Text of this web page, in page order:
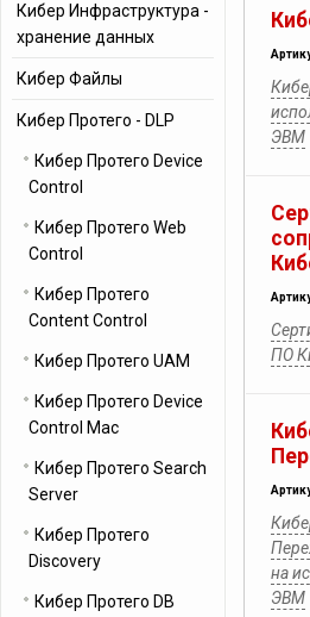
ЭВМ
ПО
на
ЭВМ
Кибер Инфраструктура -
хранение данных
Кибер Файлы
Кибер Протего - DLP
Кибер Протего Device
Control
Кибер Протего Web
Control
Кибер Протего
Content Control
Кибер Протего UAM
Кибер Протего Device
Control Mac
Кибер Протего Search
Server
Кибер Протего
Discovery
Кибер Протего DB